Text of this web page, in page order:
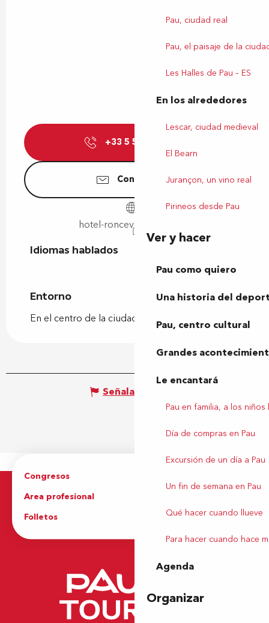
Pau, ciudad real
Pau, el paisaje de la
Les Halles de Pau – ES
En los alrededores
Lescar, ciudad medieval
El Bearn
Jurançon, un vino real
Pirineos desde Pau
Ver y hacer
Pau como quiero
Una historia del
Pau, centro cultural
Grandes
Le encantará
Pau en familia, a los niños
Día de compras en Pau
Excursión de un día a Pau
Un fin de semana en Pau
Qué hacer cuando llueve
Para hacer cuando hace
Agenda
Organizar
+33 5 59 00 00
Contáctenos
hotel-roncevaux-pau.com
Idiomas hablados
Idiomas hablados
Entorno
Entorno
En el centro de la ciudad
Señalar un error
Congresos
Area profesional
Folletos
Oficina de Turismo